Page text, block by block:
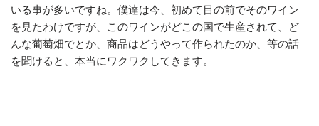
いる事が多いですね。僕達は今、初めて目の前でそのワイン
を見たわけですが、このワインがどこの国で生産されて、ど
んな葡萄畑でとか、商品はどうやって作られたのか、等の話
を聞けると、本当にワクワクしてきます。